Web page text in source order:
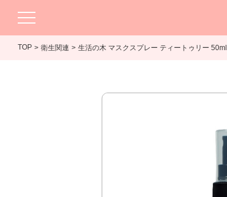
TOP 衛生関連 生活の木 マスクスプレー ティートゥリー 50ml